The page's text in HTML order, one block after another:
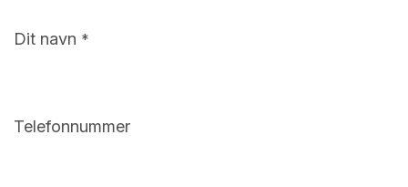
Dit navn *
Telefonnummer